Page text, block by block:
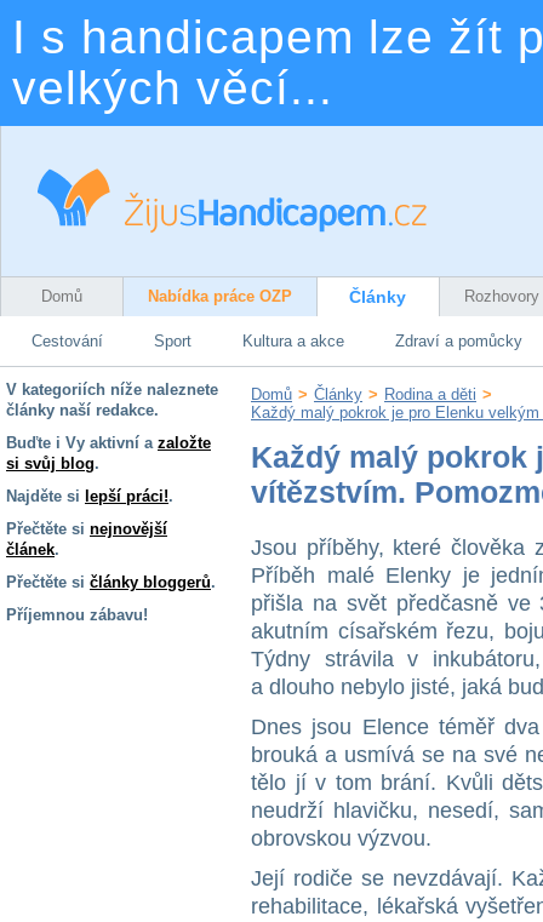
I s handicapem lze žít
velkých věcí...
Domů Nabídka práce OZP Články Rozhovory
Cestování Sport Kultura a akce Zdraví a pomůcky
V kategoriích níže naleznete
články naší redakce.
Buďte i Vy aktivní a založte
si svůj blog.
Najděte si lepší práci!.
Přečtěte si nejnovější
článek.
Přečtěte si články bloggerů.
Příjemnou zábavu!
Domů > Články > Rodina a děti >
Každý malý pokrok je pro Elenku
Každý malý pokrok
vítězstvím.
Jsou příběhy, které člověka
Příběh malé Elenky je
přišla na svět předčasně ve
akutním císařském řezu,
Týdny strávila v
a dlouho nebylo jisté, jaká
Dnes jsou Elence téměř
brouká a usmívá se na své
tělo jí v tom brání. Kvůli
neudrží hlavičku, nesedí,
obrovskou výzvou.
Její rodiče se nevzdávají.
rehabilitace, lékařská